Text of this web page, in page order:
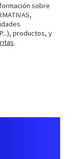
sobre
productos, y
.